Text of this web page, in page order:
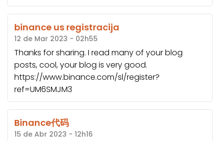
binance us registracija
12 de Mar 2023 - 02h55
Thanks for sharing. I read many of your blog
posts, cool, your blog is very good.
https://www.binance.com/sl/register?
ref=UM6SMJM3
Binance代码
15 de Abr 2023 - 12h16